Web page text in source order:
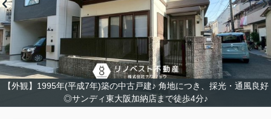
【外観】1995年(平成7年)築の中古戸建♪ 角地につき、採光・通風良好
◎サンディ東大阪加納店まで徒歩4分♪